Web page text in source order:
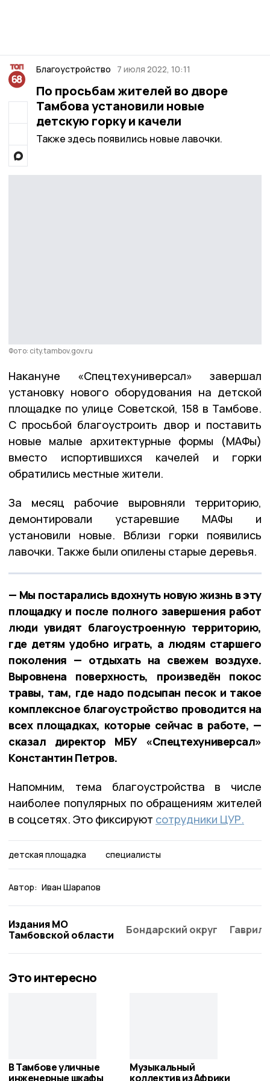
Благоустройство 7 июля 2022, 10:11
По просьбам жителей во дворе
Тамбова установили новые
детскую горку и качели
Также здесь появились новые лавочки.
Фото: city.tambov.gov.ru
Накануне «Спецтехуниверсал» завершал
установку нового оборудования на детской
площадке по улице Советской, 158 в Тамбове.
С просьбой благоустроить двор и поставить
новые малые архитектурные формы (МАФы)
вместо испортившихся качелей и горки
обратились местные жители.
За месяц рабочие выровняли территорию,
демонтировали устаревшие МАФы и
установили новые. Вблизи горки появились
лавочки. Также были опилены старые деревья.
— Мы постарались вдохнуть новую жизнь в эту
площадку и после полного завершения работ
люди увидят благоустроенную территорию,
где детям удобно играть, а людям старшего
поколения — отдыхать на свежем воздухе.
Выровнена поверхность, произведён покос
травы, там, где надо подсыпан песок и такое
комплексное благоустройство проводится на
всех площадках, которые сейчас в работе, —
сказал директор МБУ «Спецтехуниверсал»
Константин Петров.
Напомним, тема благоустройства в числе
наиболее популярных по обращениям жителей
в соцсетях. Это фиксируют сотрудники ЦУР.
детская площадка специалисты
Автор: Иван Шарапов
Издания МО
Тамбовской области
Бондарский округ
Это интересно
В Тамбове уличные
инженерные шкафы
Музыкальный
коллектив из Африки